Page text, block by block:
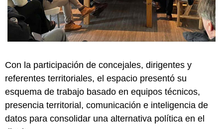
Con la participación de concejales, dirigentes y
referentes territoriales, el espacio presentó su
esquema de trabajo basado en equipos técnicos,
presencia territorial, comunicación e inteligencia de
datos para consolidar una alternativa política en el